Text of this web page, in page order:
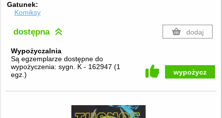
Gatunek
Komiksy
dostępna dodaj
Wypożyczalnia
Są egzemplarze dostępne do
wypożyczenia: sygn. K - 162947 (1
egz. ) wypożycz